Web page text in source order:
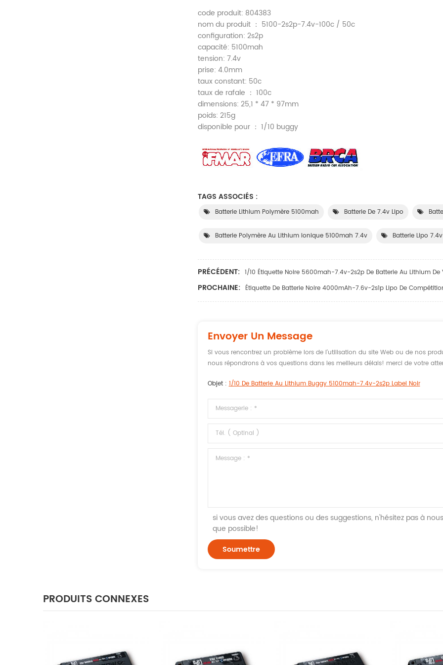
code produit: 804383
nom du produit ： 5100-2s2p-7.4v-100c / 50c
configuration: 2s2p
capacité: 5100mah
tension: 7.4v
prise: 4.0mm
taux constant: 50c
taux de rafale ： 100c
dimensions: 25,1 * 47 * 97mm
poids: 215g
disponible pour ： 1/10 buggy
TAGS ASSOCIÉS :
Batterie Lithium Polymère 5100mah Batterie De 7.4v Lipo
Batterie Polymère Au Lithium Ionique 5100mah 7.4v Batterie Lipo
PRÉCÉDENT: 1/10 Étiquette Noire 5600mah-7.4v-2s2p De Batterie Au Lithium De
PROCHAINE: Étiquette De Batterie Noire 4000mAh-7.6v-2s1p Lipo De
Envoyer Un Message
Si vous rencontrez un problème lors de l'utilisation du site Web ou de nos
nous répondrons à vos questions dans les meilleurs délais! merci de votre
Objet : 1/10 De Batterie Au Lithium Buggy 5100mah-7.4v-2s2p Label Noir
si vous avez des questions ou des suggestions, n'hésitez pas à
que possible!
PRODUITS CONNEXES